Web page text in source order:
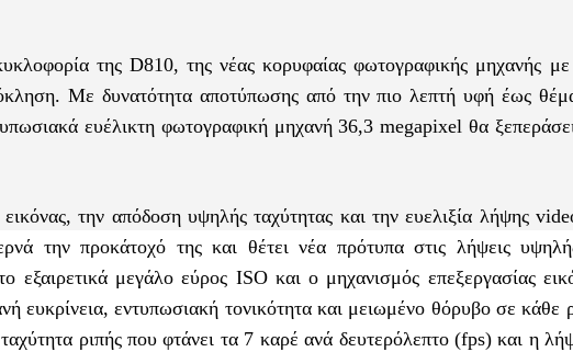
της D810, της νέας κορυφαίας φωτογραφικής μηχανής
Με δυνατότητα αποτύπωσης από την πιο λεπτή υφή έως
ευέλικτη φωτογραφική μηχανή 36,3 megapixel θα
την απόδοση υψηλής ταχύτητας και την ευελιξία λήψης
την προκάτοχό της και θέτει νέα πρότυπα στις λήψεις
εξαιρετικά μεγάλο εύρος ISO και ο μηχανισμός επεξεργασίας
ευκρίνεια, εντυπωσιακή τονικότητα και μειωμένο θόρυβο σε κάθε
ριπής που φτάνει τα 7 καρέ ανά δευτερόλεπτο (fps) και η